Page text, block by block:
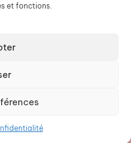
et fonctions.
Groupe SOS
Politique de confidentialité